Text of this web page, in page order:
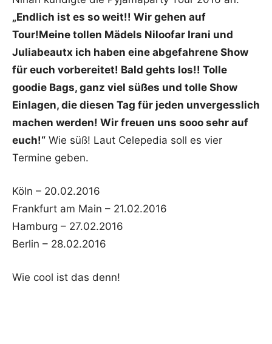
„Endlich ist es so weit!! Wir gehen auf
Tour!Meine tollen Mädels Niloofar Irani und
Juliabeautx ich haben eine abgefahrene Show
für euch vorbereitet! Bald gehts los!! Tolle
goodie Bags, ganz viel süßes und tolle Show
Einlagen, die diesen Tag für jeden unvergesslich
machen werden! Wir freuen uns sooo sehr auf
euch!“ Wie süß! Laut Celepedia soll es vier
Termine geben.
Köln – 20.02.2016
Frankfurt am Main – 21.02.2016
Hamburg – 27.02.2016
Berlin – 28.02.2016
Wie cool ist das denn!